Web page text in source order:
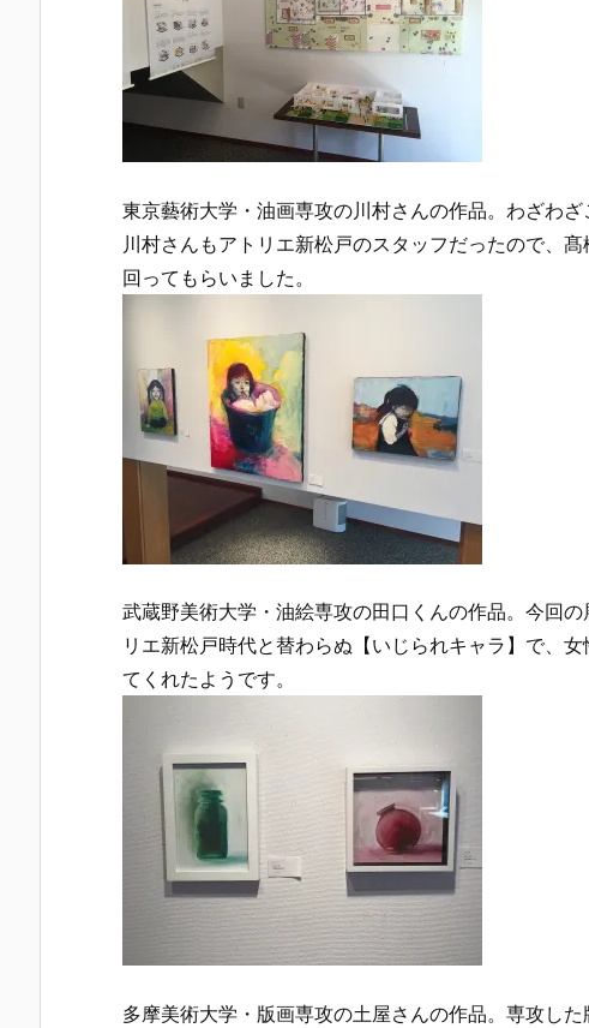
東京藝術大学・油画専攻の川村さんの作品。わざわ
川村さんもアトリエ新松戸のスタッフだったので、
回ってもらいました。
武蔵野美術大学・油絵専攻の田口くんの作品。今回
リエ新松戸時代と替わらぬ【いじられキャラ】で、
てくれたようです。
多摩美術大学・版画専攻の土屋さんの作品。専攻し